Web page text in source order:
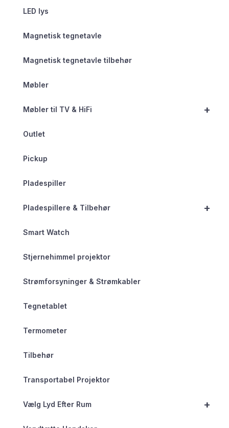
LED lys
Magnetisk tegnetavle
Magnetisk tegnetavle tilbehør
Møbler
+
Møbler til TV & HiFi
Outlet
Pickup
Pladespiller
+
Pladespillere & Tilbehør
Smart Watch
Stjernehimmel projektor
Strømforsyninger & Strømkabler
Tegnetablet
Termometer
Tilbehør
Transportabel Projektor
+
Vælg Lyd Efter Rum